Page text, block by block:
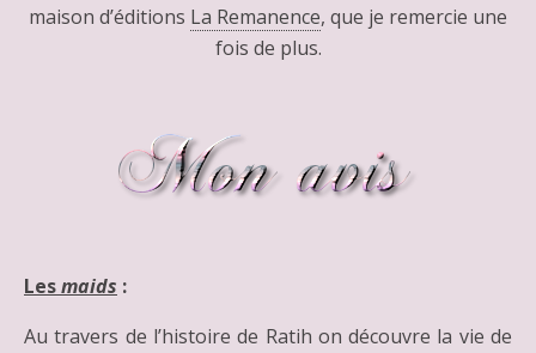
maison d’éditions La Remanence, que je remercie une
fois de plus.
Lesmaids :
Au travers de l’histoire de Ratih on découvre la vie de